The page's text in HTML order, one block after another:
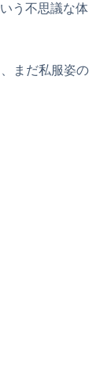
う不思議な体
まだ私服姿の